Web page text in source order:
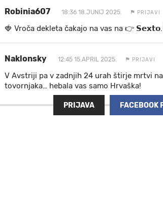
Robinia607 18:36 18.JUNIJ 2025. PRIJAVI
🍓 V r o č a d e k l e t a ča k a jo na va s n a 👉
Naklonsky 12:45 15.APRIL 2025. PRIJAVI
V Avstriji pa v zadnjih 24 urah štirje mrtvi
tovornjaka… hebala vas samo Hrvaška!
PRIJAVA FACEBOOK